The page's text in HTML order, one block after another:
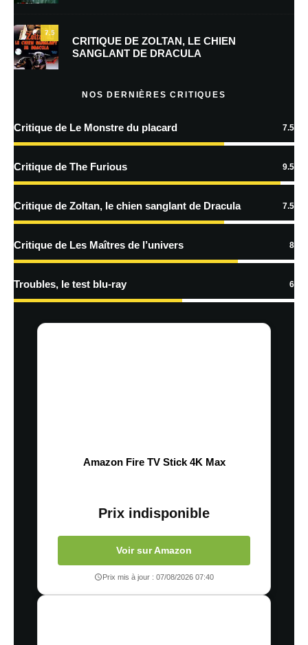
E-mail* Site web
Enregistrer mon nom, mon e-mail et mon site dans le navigateur pour
Prévenez-moi de tous les nouveaux commentaires par e-mail.
Prévenez-moi de tous les nouveaux articles par e-mail.
plus sur la façon dont les données de vos commentaires sont
7.5
CRITIQUE DE ZOLTAN, LE CHIEN
SANGLANT DE DRACULA
NOS DERNIÈRES CRITIQUES
Critique de Le Monstre du placard 7.5
Critique de The Furious 9.5
Critique de Zoltan, le chien sanglant de Dracula 7.5
Critique de Les Maîtres de l’univers 8
Troubles, le test blu-ray 6
Amazon Fire TV Stick 4K Max
Prix indisponible
Voir sur Amazon
Prix mis à jour : 07/08/2026 07:40